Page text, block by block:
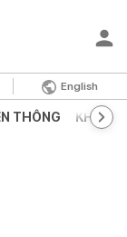
English
THÔNG KHOA